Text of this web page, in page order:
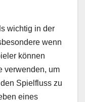
wichtig in der
wenn
können
verwenden, um
Spielfluss zu
eines